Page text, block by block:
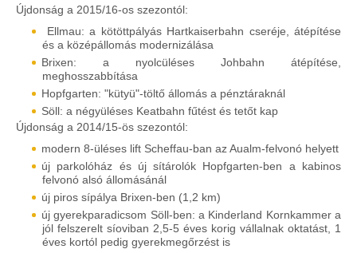
Újdonság a 2015/16-os szezontól:
Ellmau: a kötöttpályás Hartkaiserbahn cseréje, átépítése
és a középállomás modernizálása
Brixen: a nyolcüléses Johbahn átépítése,
meghosszabbítása
Hopfgarten: "kütyü"-töltő állomás a pénztáraknál
Söll: a négyüléses Keatbahn fűtést és tetőt kap
Újdonság a 2014/15-ös szezontól:
modern 8-üléses lift Scheffau-ban az Aualm-felvonó helyett
új parkolóház és új sítárolók Hopfgarten-ben a kabinos
felvonó alsó állomásánál
új piros sípálya Brixen-ben (1,2 km)
új gyerekparadicsom Söll-ben: a Kinderland Kornkammer a
jól felszerelt síoviban 2,5-5 éves korig vállalnak oktatást, 1
éves kortól pedig gyerekmegőrzést is